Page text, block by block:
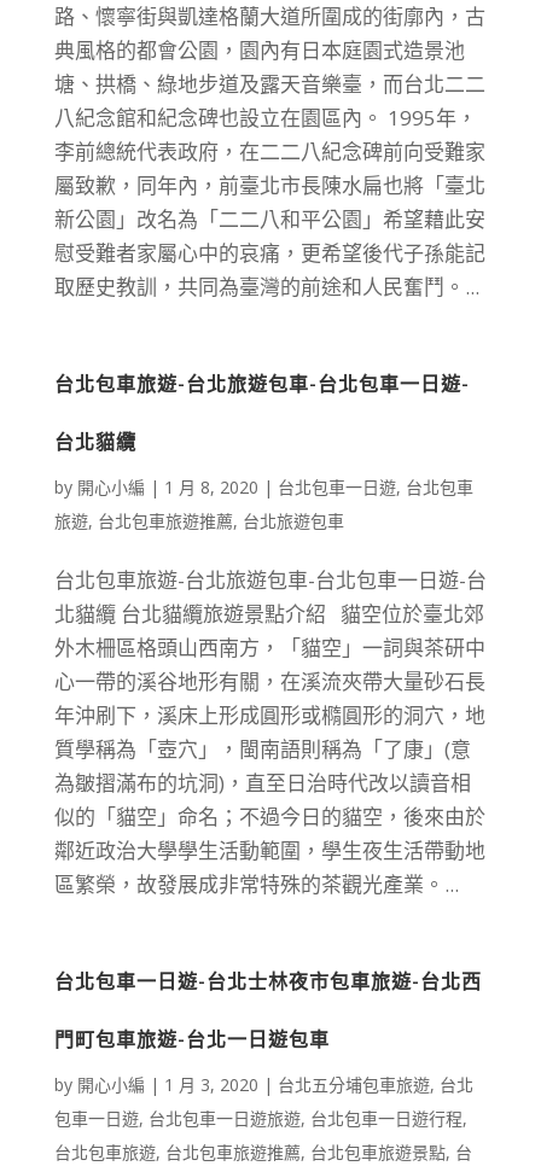
路、懷寧街與凱達格蘭大道所圍成的街廓內，古
典風格的都會公園，園內有日本庭園式造景池
塘、拱橋、綠地步道及露天音樂臺，而台北二二
八紀念館和紀念碑也設立在園區內。 1995年，
李前總統代表政府，在二二八紀念碑前向受難家
屬致歉，同年內，前臺北市長陳水扁也將「臺北
新公園」改名為「二二八和平公園」希望藉此安
慰受難者家屬心中的哀痛，更希望後代子孫能記
取歷史教訓，共同為臺灣的前途和人民奮鬥。...
台北包車旅遊-台北旅遊包車-台北包車一日遊-
台北貓纜
by 開心小編 | 1 月 8, 2020 | 台北包車一日遊, 台北包車
旅遊, 台北包車旅遊推薦, 台北旅遊包車
台北包車旅遊-台北旅遊包車-台北包車一日遊-台
北貓纜 台北貓纜旅遊景點介紹 貓空位於臺北郊
外木柵區格頭山西南方，「貓空」一詞與茶研中
心一帶的溪谷地形有關，在溪流夾帶大量砂石長
年沖刷下，溪床上形成圓形或橢圓形的洞穴，地
質學稱為「壺穴」，閩南語則稱為「了康」(意
為皺摺滿布的坑洞)，直至日治時代改以讀音相
似的「貓空」命名；不過今日的貓空，後來由於
鄰近政治大學學生活動範圍，學生夜生活帶動地
區繁榮，故發展成非常特殊的茶觀光產業。...
台北包車一日遊-台北士林夜市包車旅遊-台北西
門町包車旅遊-台北一日遊包車
by 開心小編 | 1 月 3, 2020 | 台北五分埔包車旅遊, 台北
包車一日遊, 台北包車一日遊旅遊, 台北包車一日遊行程,
台北包車旅遊, 台北包車旅遊推薦, 台北包車旅遊景點, 台